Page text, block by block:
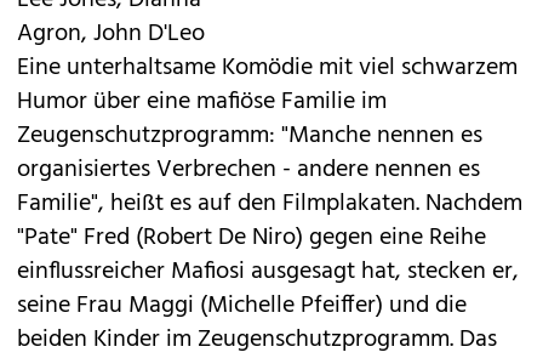
Agron, John D'Leo
Eine unterhaltsame Komödie mit viel schwarzem
Humor über eine mafiöse Familie im
Zeugenschutzprogramm: "Manche nennen es
organisiertes Verbrechen - andere nennen es
Familie", heißt es auf den Filmplakaten. Nachdem
"Pate" Fred (Robert De Niro) gegen eine Reihe
einflussreicher Mafiosi ausgesagt hat, stecken er,
seine Frau Maggi (Michelle Pfeiffer) und die
beiden Kinder im Zeugenschutzprogramm. Das